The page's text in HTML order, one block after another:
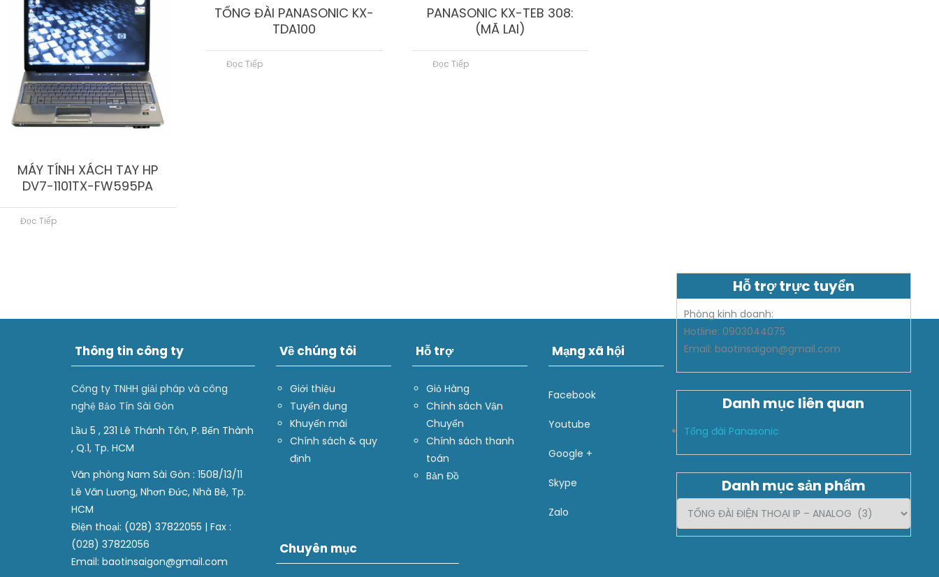
MÁY TÍNH XÁCH TAY HP
DV7-1101TX-FW595PA
Đọc Tiếp
TỔNG ĐÀI PANASONIC KX-
TDA100
Đọc Tiếp
PANASONIC KX-TEB 308:
(MÃ LAI)
Đọc Tiếp
Hỗ trợ trực tuyển
Phòng kinh doanh:
Hotline: 0903044075
Email: baotinsaigon@gmail.com
Danh mục liên quan
Tổng đài Panasonic
Danh mục sản phẩm
Thông tin công ty
Công ty TNHH giải pháp và công
nghệ Bảo Tín Sài Gòn
Lầu 5 , 231 Lê Thánh Tôn, P. Bến Thành
, Q.1, Tp. HCM
Văn phòng Nam Sài Gòn : 1508/13/11
Lê Văn Lương, Nhơn Đức, Nhà Bè, Tp.
HCM
Điện thoại: (028) 37822055 | Fax :
(028) 37822056
Email: baotinsaigon@gmail.com
Về chúng tôi
Giới thiệu
Tuyển dụng
Khuyến mãi
Chính sách & quy
định
Hỗ trợ
Giỏ Hàng
Chính sách Vận
Chuyển
Chính sách thanh
toán
Bản Đồ
Mạng xã hội
Facebook
Youtube
Google +
Skype
Zalo
Chuyên mục